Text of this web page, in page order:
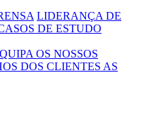
LIDERANÇA DE
DE ESTUDO
OS NOSSOS
DOS CLIENTES AS